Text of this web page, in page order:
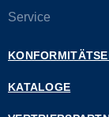
Service
KATALOGE